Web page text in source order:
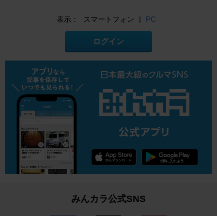
表示： スマートフォン | PC
ログイン
みんカラ公式SNS